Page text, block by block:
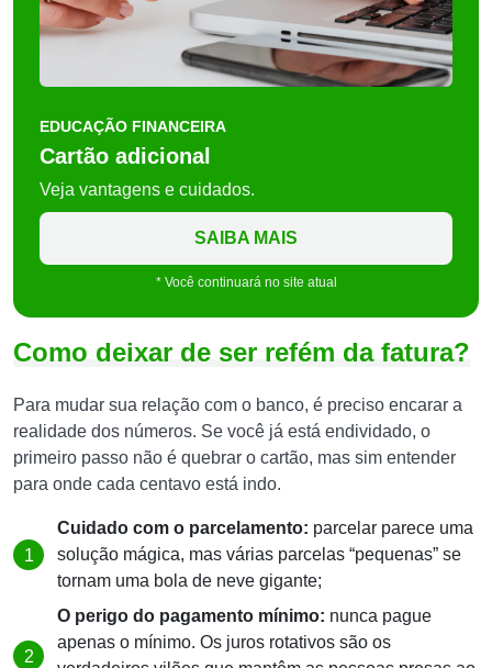
EDUCAÇÃO FINANCEIRA
Cartão adicional
Veja vantagens e cuidados.
SAIBA MAIS
* Você continuará no site atual
Como deixar de ser refém da fatura?
Para mudar sua relação com o banco, é preciso encarar a
realidade dos números. Se você já está endividado, o
primeiro passo não é quebrar o cartão, mas sim entender
para onde cada centavo está indo.
Cuidado com o parcelamento: parcelar parece uma
solução mágica, mas várias parcelas “pequenas” se
tornam uma bola de neve gigante;
O perigo do pagamento mínimo: nunca pague
apenas o mínimo. Os juros rotativos são os